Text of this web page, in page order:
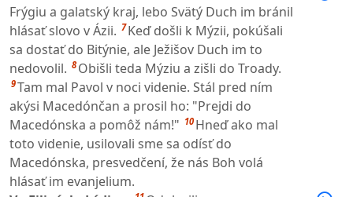
Frýgiu a galatský kraj, lebo Svätý Duch im bránil
hlásať slovo v Ázii. 7 Keď došli k Mýzii, pokúšali
sa dostať do Bitýnie, ale Ježišov Duch im to
nedovolil. 8 Obišli teda Mýziu a zišli do Troady.
9Tam mal Pavol v noci videnie. Stál pred ním
akýsi Macedónčan a prosil ho: "Prejdi do
Macedónska a pomôž nám!" 10 Hneď ako mal
toto videnie, usilovali sme sa odísť do
Macedónska, presvedčení, že nás Boh volá
hlásať im evanjelium.